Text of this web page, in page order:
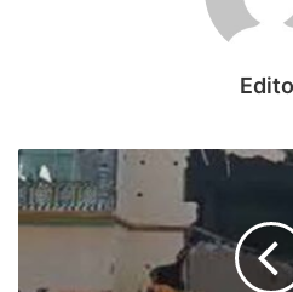
बॉबी के फैंस को 'बंदर' से क्यों है बड़े खेल की
कल्चर एलीमेंट' बन गए हैं. 90s के अंत और
चमक-दमक से भरी थीं.
स्टारडम की खासियत और बुराई, दोनों यही
ध्यान नहीं दिया जाता, मैटर करती है तो
पावर. 2010 के आसपास उनका स्टारडम